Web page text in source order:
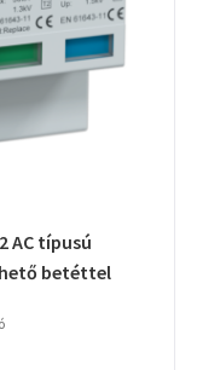
AC típusú
betéttel